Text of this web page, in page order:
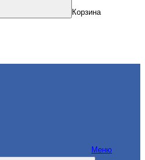
Корзина
Меню